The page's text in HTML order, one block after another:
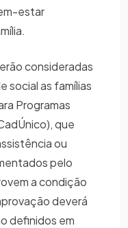
estar
consideradas
social as famílias
Programas
que
ou
pelo
a condição
deverá
definidos em